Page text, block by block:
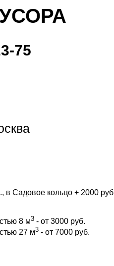
75
в Садовое кольцо + 2000
8 м3 - от 3000 руб.
27 м3 - от 7000 руб.